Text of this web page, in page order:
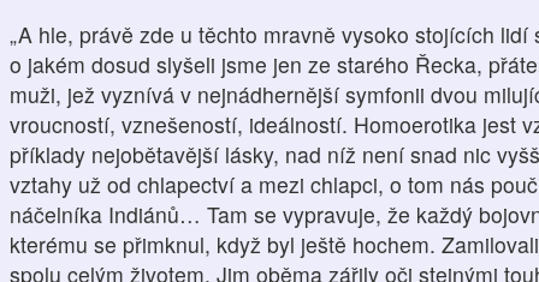
„A hle, právě zde u těchto mravně vysoko stojících
o jakém dosud slyšeli jsme jen ze starého Řecka,
muži, jež vyznívá v nejnádhernější symfonii dvou
vroucností, vznešeností, ideálností. Homoerotika jest
příklady nejobětavější lásky, nad níž není snad nic
vztahy už od chlapectví a mezi chlapci, o tom nás
náčelníka Indiánů… Tam se vypravuje, že každý
kterému se přimknul, když byl ještě hochem.
spolu celým životem. Jim oběma zářily oči stejnými